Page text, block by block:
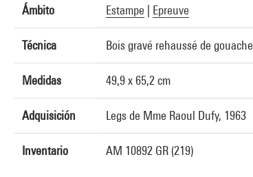
Ámbito Estampe Epreuve
Técnica Bois gravé rehaussé de gouache
Medidas 49,9 x 65,2 cm
Adquisición Legs de Mme Raoul Dufy, 1963
Inventario AM 10892 GR (219)